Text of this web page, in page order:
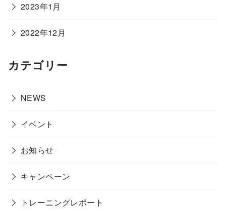
2023年1月
2022年12月
カテゴリー
NEWS
イベント
お知らせ
キャンペーン
トレーニングレポート